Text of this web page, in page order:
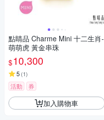
點睛品 Charme Mini 十二生肖-
萌萌虎 黃金串珠
$10,300
5 (1)
活動 券
加入購物車